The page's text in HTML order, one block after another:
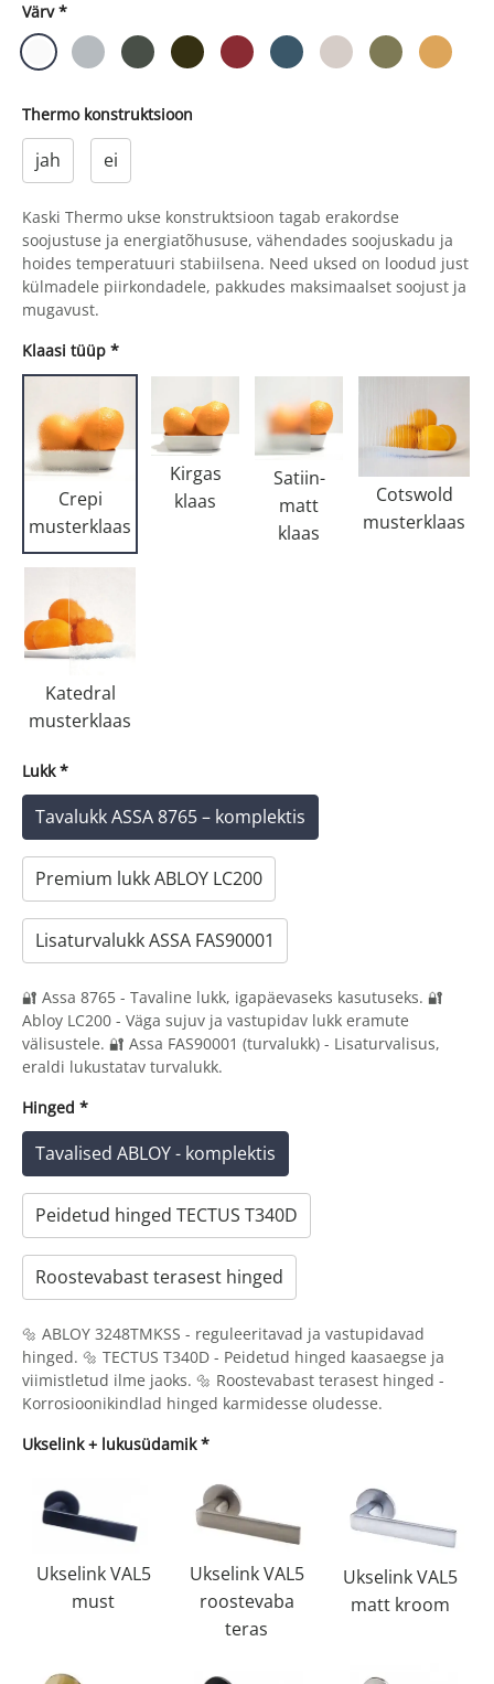
Värv *
Thermo konstruktsioon
jah ei
Kaski Thermo ukse konstruktsioon tagab erakordse
soojustuse ja energiatõhususe, vähendades soojuskadu ja
hoides temperatuuri stabiilsena. Need uksed on loodud just
külmadele piirkondadele, pakkudes maksimaalset soojust ja
mugavust.
Klaasi tüüp *
Crepi
musterklaas
Kirgas
klaas
Satiin-
matt
klaas
Cotswold
musterklaas
Katedral
musterklaas
Lukk *
Tavalukk ASSA 8765 – komplektis
Premium lukk ABLOY LC200
Lisaturvalukk ASSA FAS90001
🔐 Assa 8765 - Tavaline lukk, igapäevaseks kasutuseks. 🔐
Abloy LC200 - Väga sujuv ja vastupidav lukk eramute
välisustele. 🔐 Assa FAS90001 (turvalukk) - Lisaturvalisus,
eraldi lukustatav turvalukk.
Hinged *
Tavalised ABLOY - komplektis
Peidetud hinged TECTUS T340D
Roostevabast terasest hinged
🔩 ABLOY 3248TMKSS - reguleeritavad ja vastupidavad
hinged. 🔩 TECTUS T340D - Peidetud hinged kaasaegse ja
viimistletud ilme jaoks. 🔩 Roostevabast terasest hinged -
Korrosioonikindlad hinged karmidesse oludesse.
Ukselink + lukusüdamik *
Ukselink VAL5
must
Ukselink VAL5
roostevaba
teras
Ukselink VAL5
matt kroom